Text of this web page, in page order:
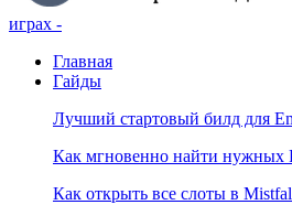
играх -
Главная
Гайды
Лучший стартовый билд для
Как мгновенно найти нужных
Как открыть все слоты в